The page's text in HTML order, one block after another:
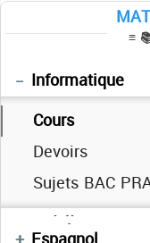
≡
Informatique
Cours
Devoirs
Sujets BAC
التاريخ
Cours
Devoirs
فلسفة
Cours
Devoirs
Cours
Cours